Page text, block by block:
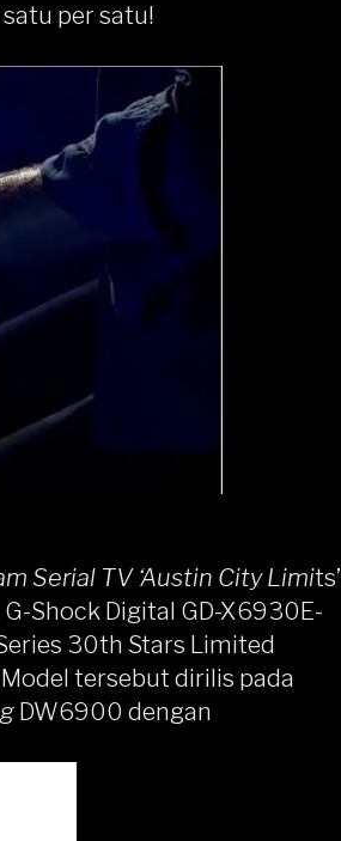
per satu!
Serial TV ‘Austin City Limits’
G-Shock Digital GD-X6930E-
30th Stars Limited
tersebut dirilis pada
DW6900 dengan